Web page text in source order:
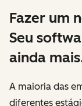
Fazer um
Seu
ainda
A maioria das
diferentes